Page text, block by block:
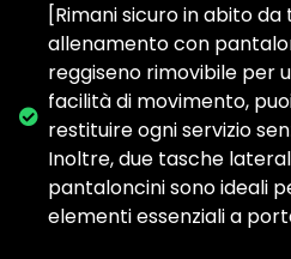
[Rimani sicuro in abito da
allenamento con
reggiseno rimovibile per
facilità di movimento,
restituire ogni servizio
Inoltre, due tasche
pantaloncini sono ideali
elementi essenziali a